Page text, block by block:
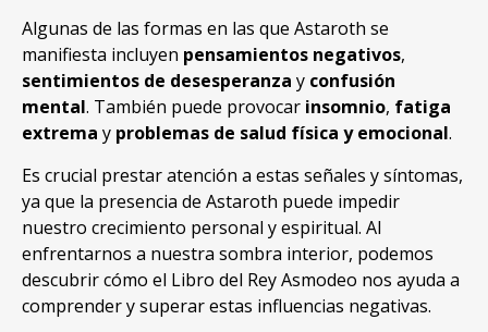
Algunas de las formas en las que Astaroth se
manifiesta incluyen pensamientos negativos,
sentimientos de desesperanza y confusión
mental. También puede provocar insomnio, fatiga
extrema y problemas de salud física y emocional.
Es crucial prestar atención a estas señales y síntomas,
ya que la presencia de Astaroth puede impedir
nuestro crecimiento personal y espiritual. Al
enfrentarnos a nuestra sombra interior, podemos
descubrir cómo el Libro del Rey Asmodeo nos ayuda a
comprender y superar estas influencias negativas.